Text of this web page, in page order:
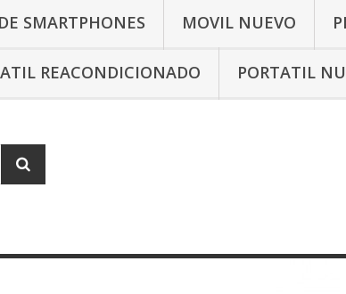
SMARTPHONES MOVIL NUEVO
REACONDICIONADO PORTATIL